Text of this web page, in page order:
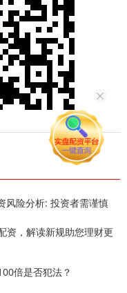
风险分析: 投资者需谨慎
资，解读新规助您理财更
倍是否犯法？